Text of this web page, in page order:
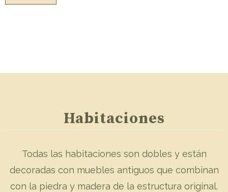
Habitaciones
Todas las habitaciones son dobles y están
decoradas con muebles antiguos que combinan
con la piedra y madera de la estructura original.